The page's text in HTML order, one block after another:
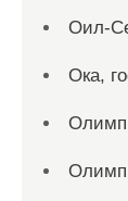
Оил-
Ока,